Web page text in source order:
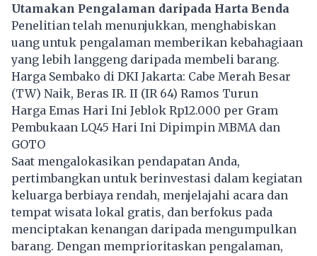
Utamakan Pengalaman daripada Harta Benda
Penelitian telah menunjukkan, menghabiskan
uang untuk pengalaman memberikan kebahagiaan
yang lebih langgeng daripada membeli barang.
Harga Sembako di DKI Jakarta: Cabe Merah Besar
(TW) Naik, Beras IR. II (IR 64) Ramos Turun
Harga Emas Hari Ini Jeblok Rp12.000 per Gram
Pembukaan LQ45 Hari Ini Dipimpin MBMA dan
GOTO
Saat mengalokasikan pendapatan Anda,
pertimbangkan untuk berinvestasi dalam kegiatan
keluarga berbiaya rendah, menjelajahi acara dan
tempat wisata lokal gratis, dan berfokus pada
menciptakan kenangan daripada mengumpulkan
barang. Dengan memprioritaskan pengalaman,